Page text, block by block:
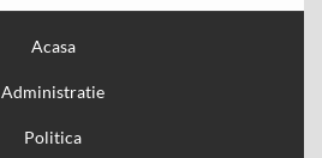
Acasa
Administratie
Politica